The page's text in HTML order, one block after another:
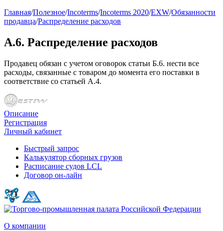
Главная/Полезное/Incoterms/Incoterms 2020/EXW/Обязанности
продавца/Распределение расходов
A.6. Распределение расходов
Продавец обязан с учетом оговорок статьи Б.6. нести все
расходы, связанные с товаром до момента его поставки в
соответствие со статьей А.4.
Описание
Регистрация
Личный кабинет
Быстрый запрос
Калькулятор сборных грузов
Расписание судов LCL
Договор он-лайн
О компании